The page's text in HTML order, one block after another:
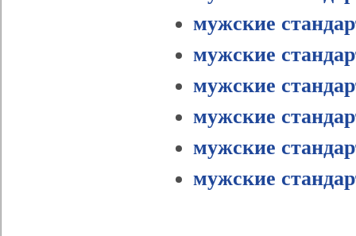
мужские
мужские
мужские
мужские
мужские
мужские